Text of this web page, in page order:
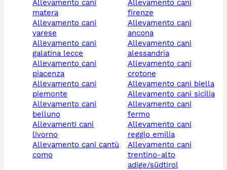
allevamento cani
matera
allevamento cani
varese
allevamento cani
galatina lecce
allevamento cani
piacenza
allevamento cani
piemonte
allevamento cani
belluno
allevamenti cani
livorno
allevamento cani cantù
como
allevamento cani
firenze
allevamento cani
ancona
allevamento cani
alessandria
allevamento cani
crotone
allevamento cani biella
allevamento cani sicilia
allevamento cani
fermo
allevamento cani
reggio emilia
allevamento cani
trentino-alto
adige/südtirol